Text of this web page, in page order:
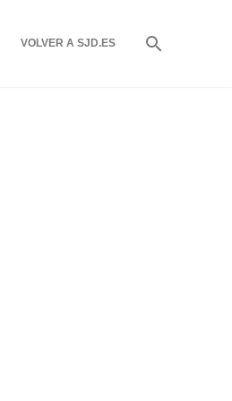
VOLVER A SJD.ES